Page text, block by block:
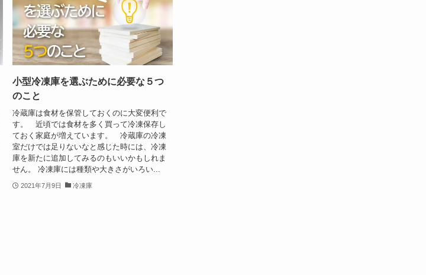
小型冷凍庫を選ぶために必要な５つ
のこと
冷蔵庫は食材を保管しておくのに大変便利で
す。 近頃では食材を多く買って冷凍保存し
ておく家庭が増えています。 冷蔵庫の冷凍
室だけでは足りないなと感じた時には、冷凍
庫を新たに追加してみるのもいいかもしれま
せん。 冷凍庫には種類や大きさがいろい...
2021年7月9日 冷凍庫